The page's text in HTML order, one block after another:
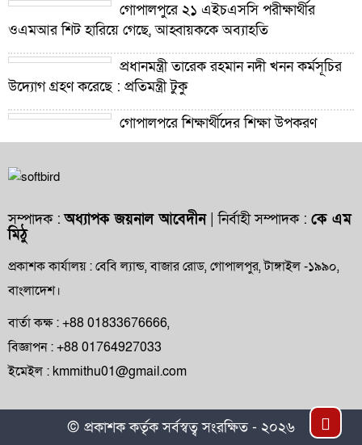
গোপালপুরে ২১ এইচএসসি পরীক্ষার্থীর
ওএমআর শিট হারিয়ে গেছে, আহ্বায়ককে অব্যাহতি
প্রধানমন্ত্রী তারেক রহমান নদী খনন কর্মসূচির
উদ্যোগ গ্রহণ করেছে : প্রতিমন্ত্রী টুকু
গোপালপুরে শিক্ষার্থীদের শিক্ষা উপকরণ
বিতরণ ও শ্রেষ্ঠ প্রধান শিক্ষকদের সংবর্ধনা
দুর্নীতি ও অনিয়মের অভিযোগ
অফিসারের বিদায় সংবর্ধনা
গোপালপুর প্রেসক্লাবের সংবাদকর্মীদের সঙ্গে
নবাগত ইউএনও’র মতবিনিময়
গোপালপুরসহ সারাদেশে ফ্যামিলি কার্ড বিতরণ
কার্যক্রমের উদ্বোধন
সম্পাদক :অধ্যাপক জয়নাল আবেদীন| নির্বাহী সম্পাদক : কে এম
মিঠু
প্রকাশক কার্যালয় : বেবি ল্যান্ড, বাজার রোড, গোপালপুর, টাঙ্গাইল -১৯৯০,
বাংলাদেশ।
বার্তা কক্ষ : +88 01833676666,
বিজ্ঞাপন : +88 01764927033
ইমেইল : kmmithu01@gmail.com
© প্রকাশক কর্তৃক সর্বস্বত্ব সংরক্ষিত - ২০২৬
Top